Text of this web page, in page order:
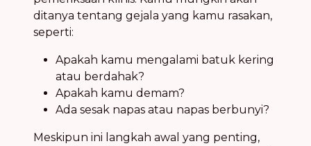
ditanya tentang gejala yang kamu rasakan,
seperti:
Apakah kamu mengalami batuk kering
atau berdahak?
Apakah kamu demam?
Ada sesak napas atau napas berbunyi?
Meskipun ini langkah awal yang penting,